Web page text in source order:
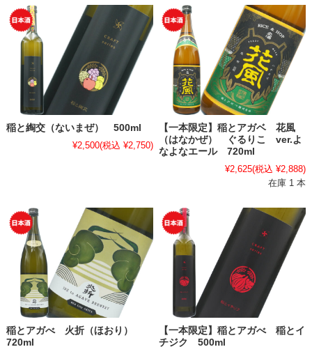
稲と綯交（ないまぜ） 500ml
¥2,500(税込 ¥2,750)
【一本限定】稲とアガベ 花風
（はなかぜ） ぐるりこ ver.よ
なよなエール 720ml
¥2,625(税込 ¥2,888)
在庫 1 本
稲とアガべ 火折（ほおり）
720ml
【一本限定】稲とアガべ 稲とイ
チジク 500ml